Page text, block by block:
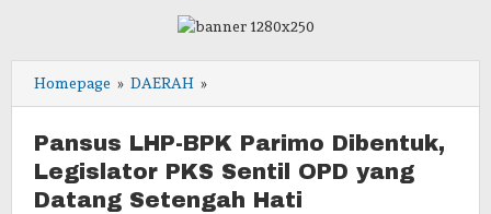
Homepage » DAERAH »
LHP-
Parimo
Dibentuk,
Legislator
Pansus LHP-BPK Parimo Dibentuk,
Legislator PKS Sentil OPD yang
Datang Setengah Hati